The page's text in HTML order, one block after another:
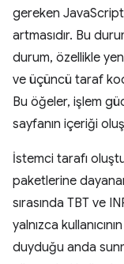
gereken
artmasıdır. Bu
durum, özellikle
ve üçüncü taraf
Bu öğeler, işlem
sayfanın içeriği
İstemci tarafı
paketlerine
sırasında TBT ve
yalnızca
duyduğu anda